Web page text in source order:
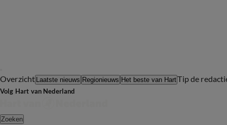
Overzicht Laatste nieuws Regionieuws Het beste van HartTip de
Volg Hart van Nederland
Zoeken